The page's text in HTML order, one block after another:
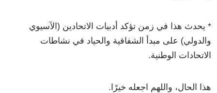
* يحدث هذا في زمن تؤكد أدبيات الاتحادين (الآسيوي
والدولي) على مبدأ الشفافية والحياد في نشاطات
الاتحادات الوطنية.
هذا الحال، واللهم اجعله خيرًا.